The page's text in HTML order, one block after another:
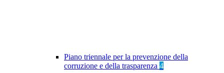
Piano triennale per la prevenzione della
corruzione e della trasparenza 4